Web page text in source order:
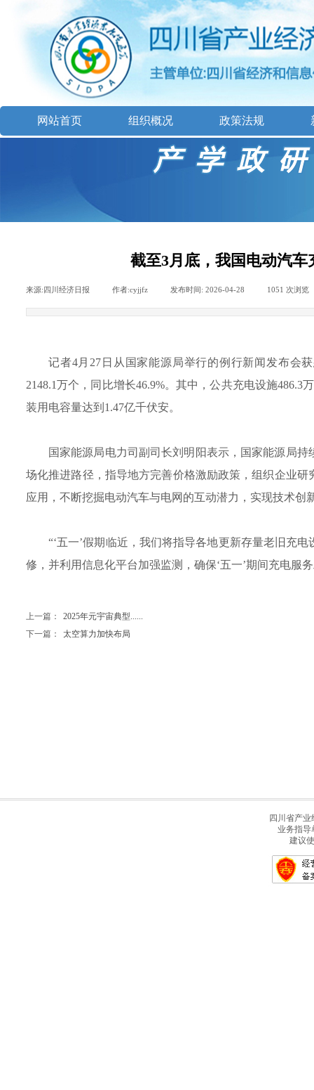
网站首页 组织概况 政策法规
截至3月底，我国电动汽车
来源:四川经济日报 作者:cyjjfz 发布时间: 2026-04-28 1051 次浏览
记者4月27日从国家能源局举行的例行新闻发布会
2148.1万个，同比增长46.9%。其中，公共充电设施
装用电容量达到1.47亿千伏安。
国家能源局电力司副司长刘明阳表示，国家能源局
场化推进路径，指导地方完善价格激励政策，组织企业
应用，不断挖掘电动汽车与电网的互动潜力，实现技术创
“‘五一’假期临近，我们将指导各地更新存量老旧充
修，并利用信息化平台加强监测，确保‘五一’期间充电服
上一篇：
2025年元宇宙典型......
下一篇：
太空算力加快布局
四川省产
业务指导
建议